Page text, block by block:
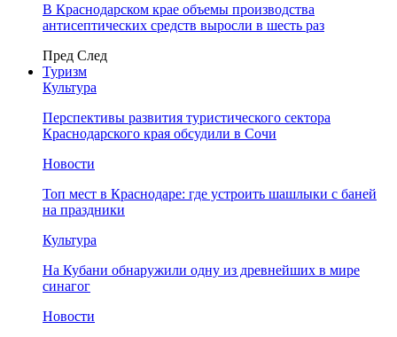
В Краснодарском крае объемы производства
антисептических средств выросли в шесть раз
Пред След
Туризм
Культура
Перспективы развития туристического сектора
Краснодарского края обсудили в Сочи
Новости
Топ мест в Краснодаре: где устроить шашлыки с баней
на праздники
Культура
На Кубани обнаружили одну из древнейших в мире
синагог
Новости